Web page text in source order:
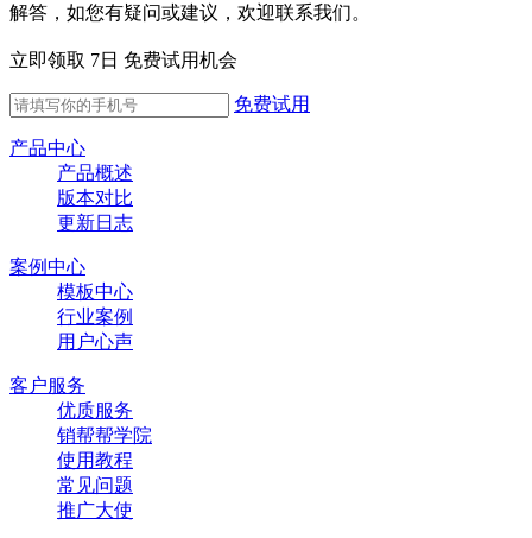
解答，如您有疑问或建议，欢迎联系我们。
立即领取 7日 免费试用机会
免费试用
产品中心
产品概述
版本对比
更新日志
案例中心
模板中心
行业案例
用户心声
客户服务
优质服务
销帮帮学院
使用教程
常见问题
推广大使